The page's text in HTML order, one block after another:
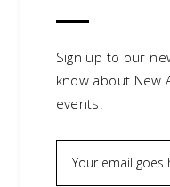
Sign up to our
know about New
events.
Lorem ipsum
iuvaret
liber in, vix an
vivendum. Falli
pertinacia. Per
mucius tibique